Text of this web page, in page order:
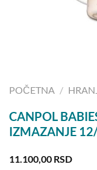
POČETNA /
CANPOL
IZMAZANJE
11.100,00 RSD